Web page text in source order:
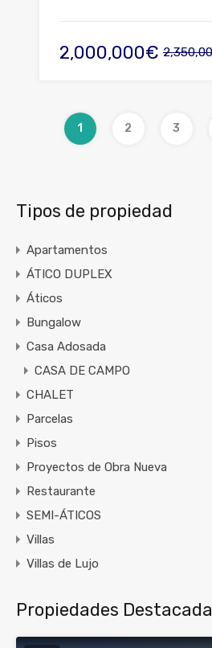
2,000,000€
1 2 3
Tipos de propiedad
Apartamentos
ÁTICO DUPLEX
Áticos
Bungalow
Casa Adosada
CASA DE CAMPO
CHALET
Parcelas
Pisos
Proyectos de Obra Nueva
Restaurante
SEMI-ÁTICOS
Villas
Villas de Lujo
Propiedades